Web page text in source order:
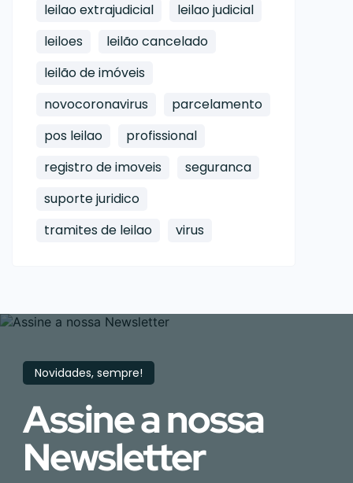
leilao extrajudicial
leilao judicial
leiloes
leilão cancelado
leilão de imóveis
novocoronavirus
parcelamento
pos leilao
profissional
registro de imoveis
seguranca
suporte juridico
tramites de leilao
virus
Novidades, sempre!
Assine a nossa
Newsletter